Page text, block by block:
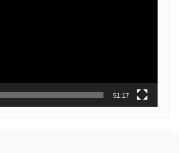
51:17